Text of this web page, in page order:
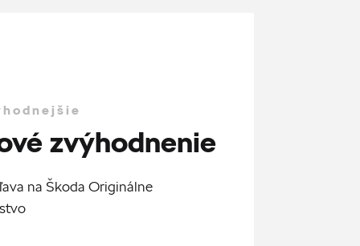
zvýhodnenie
na Škoda Originálne